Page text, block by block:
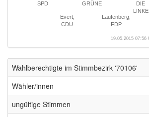
SPD
Evert,
CDU
GRÜNE
Laufenberg,
FDP
DIE
LINKE
Wahlberechtigte im Stimmbezirk '70106'
Wähler/innen
ungültige Stimmen